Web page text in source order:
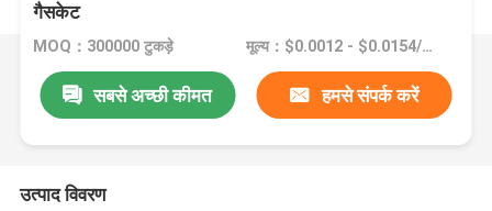
गैसकेट
MOQ：300000 टुकड़े मूल्य：$0.0012 - $0.0154/pieces
सबसे अच्छी कीमत हमसे संपर्क करें
उत्पाद विवरण